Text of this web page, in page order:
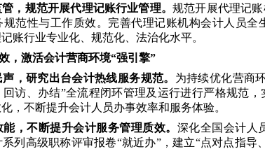
，规范开展代理记账行业管理。规范开展代理记
规范性与工作质效。完善代理记账机构会计人员
账行业专业化、规范化、法治化水平。
，激活会计营商环境“强引擎”
，研究出台会计热线服务规范。 为持续优化营商
访、办结”全流程闭环管理及运行进行严格规范
，不断提升会计人员办事效率和服务体验。
，不断提升会计服务管理质效。 深化全国会计人
列高级职称评审报卷“就近办”，建立“点对点指